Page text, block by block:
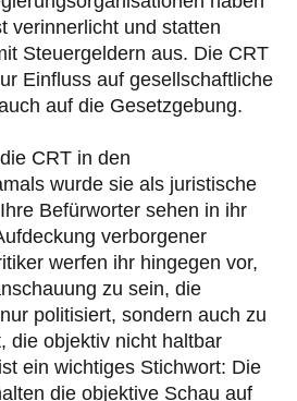
verinnerlicht und statten
Steuergeldern aus. Die CRT
Einfluss auf gesellschaftliche
auf die Gesetzgebung.
CRT in den
wurde sie als juristische
Befürworter sehen in ihr
verborgener
werfen ihr hingegen vor,
zu sein, die
politisiert, sondern auch zu
die objektiv nicht haltbar
ein wichtiges Stichwort: Die
die objektive Schau auf